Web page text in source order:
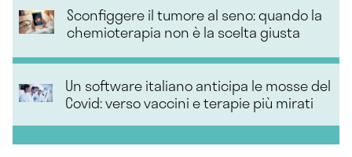
Sconfiggere il tumore al seno: quando la
chemioterapia non è la scelta giusta
Un software italiano anticipa le mosse del
Covid: verso vaccini e terapie più mirati